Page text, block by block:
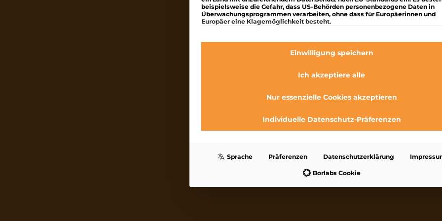
beispielsweise die Gefahr, dass US-Behörden personenbezogene Daten in
Überwachungsprogrammen verarbeiten, ohne dass für Europäerinnen und
Europäer eine Klagemöglichkeit besteht.
Essenzielle Services ermöglichen grundlegende Funktionen und sind
das ordnungsgemäße Funktionieren der Website erforderlich.
Statistik-Cookies sammeln Nutzungsdaten, die uns Aufschluss darüber
um personalisierte Werbung anzuzeigen. Sie tun dies, indem sie
Inhalte von Videoplattformen und Social-Media-Plattformen werden
standardmäßig blockiert. Wenn externe Services akzeptiert werden, ist
den Zugriff auf diese Inhalte keine manuelle Einwilligung mehr
Einwilligung speichern
Ich akzeptiere alle
Nur essenzielle Cookies akzeptieren
Individuelle Datenschutz-Präferenzen
Sprache Präferenzen Datenschutzerklärung
Borlabs Cookie